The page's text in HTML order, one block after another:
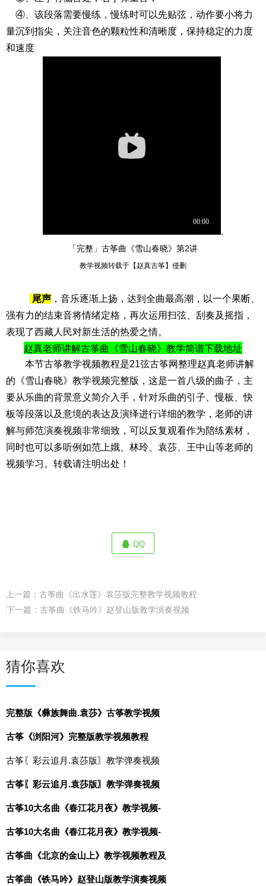
④、该段落需要慢练，慢练时可以先贴弦，动作要小将力
量沉到指尖，关注音色的颗粒性和清晰度，保持稳定的力度
和速度
.
「完整」古筝曲《雪山春晓》第2讲
教学视频转载于【赵真古筝】侵删
尾声 ，音乐逐渐上扬，达到全曲最高潮，以一个果断、
强有力的结束音将情绪定格，再次运用扫弦、刮奏及摇指，
表现了西藏人民对新生活的热爱之情。
赵真老师讲解古筝曲《雪山春晓》教学简谱下载地址
本节古筝教学视频教程是21弦古筝网整理赵真老师讲解
的《雪山春晓》教学视频完整版，这是一首八级的曲子，主
要从乐曲的背景意义简介入手，针对乐曲的引子、慢板、快
板等段落以及意境的表达及演绎进行详细的教学，老师的讲
解与师范演奏视频非常细致，可以反复观看作为陪练素材，
同时也可以多听例如范上娥、林玲、袁莎、王中山等老师的
视频学习。转载请注明出处！
QQ
上一篇： 古筝曲《出水莲》袁莎版完整教学视频教程
下一篇： 古筝曲《铁马吟》赵登山版教学演奏视频
猜你喜欢
完整版《彝族舞曲.袁莎》古筝教学视频
古筝《浏阳河》完整版教学视频教程
古筝〖彩云追月.袁莎版〗教学弹奏视频
古筝〖彩云追月.袁莎版〗教学弹奏视频
古筝10大名曲《春江花月夜》教学视频-
古筝10大名曲《春江花月夜》教学视频-
古筝曲《北京的金山上》教学视频教程及
古筝曲《铁马吟》赵登山版教学演奏视频